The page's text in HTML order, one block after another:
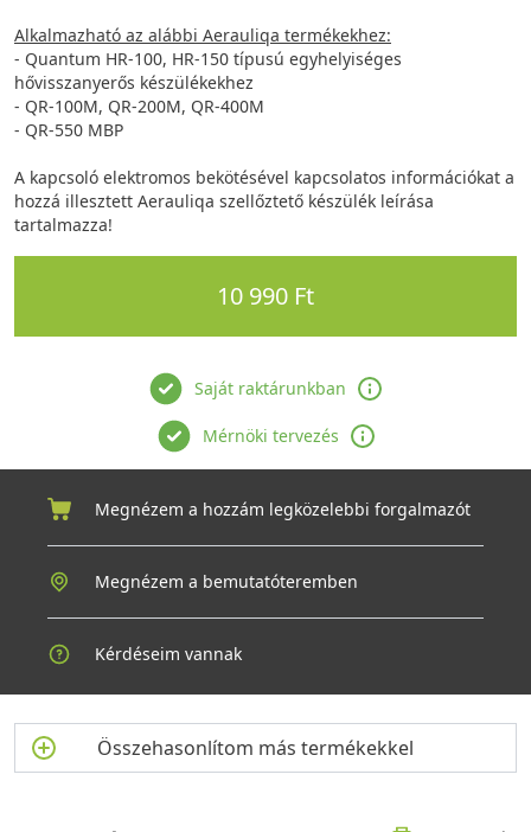
Alkalmazható az alábbi Aerauliqa termékekhez:
- Quantum HR-100, HR-150 típusú egyhelyiséges
hővisszanyerős készülékekhez
- QR-100M, QR-200M, QR-400M
- QR-550 MBP
A kapcsoló elektromos bekötésével kapcsolatos információkat a
hozzá illesztett Aerauliqa szellőztető készülék leírása
tartalmazza!
10 990 Ft
Saját raktárunkban
Mérnöki tervezés
Megnézem a hozzám legközelebbi forgalmazót
Megnézem a bemutatóteremben
Kérdéseim vannak
Összehasonlítom más termékekkel